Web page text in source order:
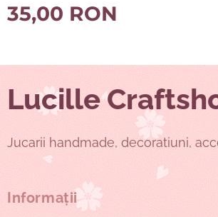
35,00 RON
Lucille
Jucarii handmade, decoratiuni,
Informații